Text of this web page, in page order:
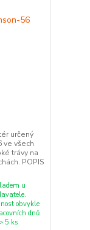
určený
ve všech
trávy na
POPIS
u
obvykle
dnů
> 5 ks